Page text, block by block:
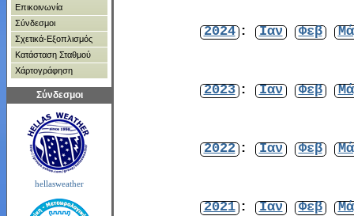
Επικοινωνία
Σύνδεσμοι
Σχετικά-Εξοπλισμός
Κατάσταση Σταθμού
Χάρτoγράφηση
Σύνδεσμοι
hellasweather
2024 : Ιαν Φεβ
2023 : Ιαν Φεβ
2022 : Ιαν Φεβ
2021 : Ιαν Φεβ